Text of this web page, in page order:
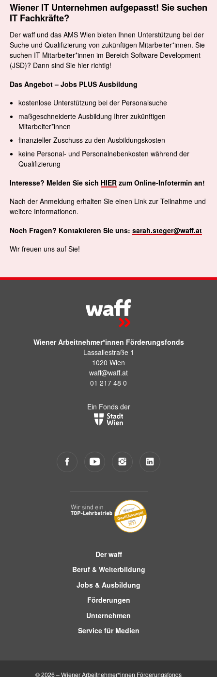
Wiener IT Unternehmen aufgepasst! Sie suchen
IT Fachkräfte?
Der waff und das AMS Wien bieten Ihnen Unterstützung bei der
Suche und Qualifizierung von zukünftigen Mitarbeiter*innen. Sie
suchen IT Mitarbeiter*innen im Bereich Software Development
(JSD)? Dann sind Sie hier richtig!
Das Angebot – Jobs PLUS Ausbildung
kostenlose Unterstützung bei der Personalsuche
maßgeschneiderte Ausbildung Ihrer zukünftigen
Mitarbeiter*innen
finanzieller Zuschuss zu den Ausbildungskosten
keine Personal- und Personalnebenkosten während der
Qualifizierung
Interesse? Melden Sie sich HIER zum Online-Infotermin an!
Nach der Anmeldung erhalten Sie einen Link zur Teilnahme und
weitere Informationen.
Noch Fragen? Kontaktieren Sie uns: sarah.steger@waff.at
Wir freuen uns auf Sie!
Wiener Arbeitnehmer*innen Förderungsfonds
Lassallestraße 1
1020 Wien
waff@waff.at
01 217 48 0
Ein Fonds der
Der waff
Beruf & Weiterbildung
Jobs & Ausbildung
Förderungen
Unternehmen
Service für Medien
© 2026 – Wiener Arbeitnehmer*innen Förderungsfonds